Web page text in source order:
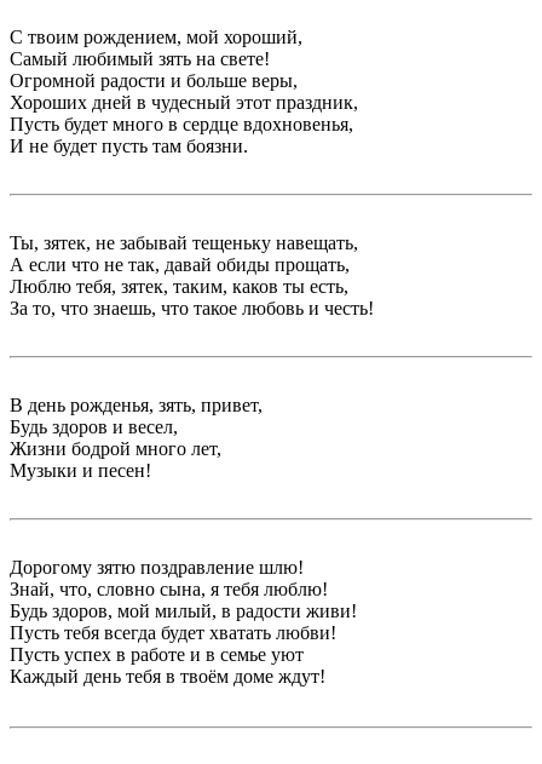
С твоим рождением, мой хороший,
Самый любимый зять на свете!
Огромной радости и больше веры,
Хороших дней в чудесный этот праздник,
Пусть будет много в сердце вдохновенья,
И не будет пусть там боязни.
Ты, зятек, не забывай тещеньку навещать,
А если что не так, давай обиды прощать,
Люблю тебя, зятек, таким, каков ты есть,
За то, что знаешь, что такое любовь и честь!
В день рожденья, зять, привет,
Будь здоров и весел,
Жизни бодрой много лет,
Музыки и песен!
Дорогому зятю поздравление шлю!
Знай, что, словно сына, я тебя люблю!
Будь здоров, мой милый, в радости живи!
Пусть тебя всегда будет хватать любви!
Пусть успех в работе и в семье уют
Каждый день тебя в твоём доме ждут!